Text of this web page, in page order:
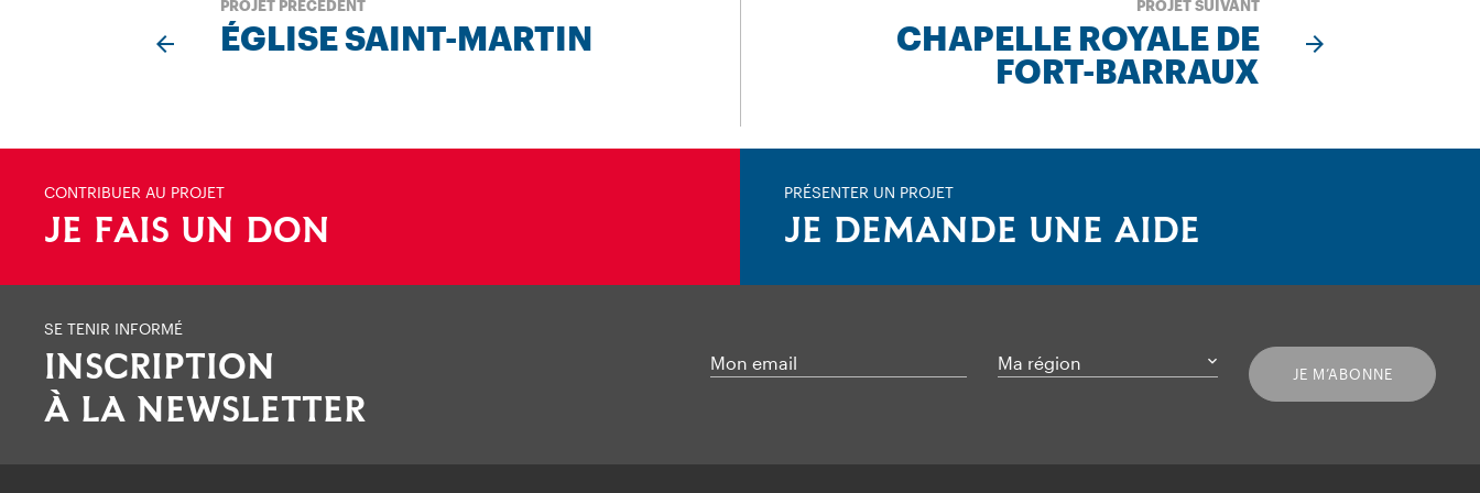
PROJET PRÉCÉDENT
ÉGLISE SAINT-MARTIN
PROJET SUIVANT
CHAPELLE ROYALE DE
FORT-BARRAUX
CONTRIBUER AU PROJET
JE FAIS UN DON
PRÉSENTER UN PROJET
JE DEMANDE UNE AIDE
SE TENIR INFORMÉ
INSCRIPTION
À LA NEWSLETTER
Mon email Ma région
JE M’ABONNE